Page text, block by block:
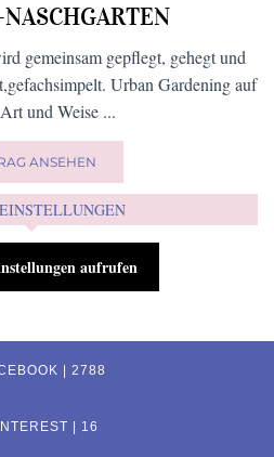
gemeinsam gepflegt, gehegt und
Urban Gardening auf
und Weise ...
ANSEHEN
aufrufen
| 2788
| 16